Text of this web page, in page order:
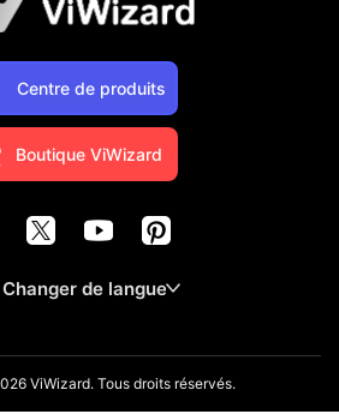
Centre de produits
Boutique ViWizard
ViWizard. Tous droits réservés.